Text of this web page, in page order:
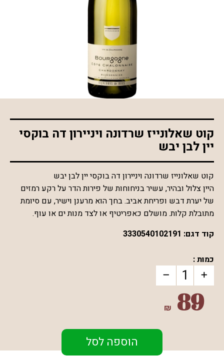
קוט שאלונייז שרדונה ויניירון דה בוקסי
יין לבן יבש
קוט שאלונייז שרדונה ויניירון דה בוקסי יין לבן יבש
היין צלול ובהיר, עשיר בניחוחות של פירות הדר על רקע רמזים
של יערת דבש ופריחת אביב. בחך הוא מרענן וישיר, עם סיומת
מתובלת קלות. מושלם כאפריטיף או לצד מנות ים או עוף.
קוד דגם: 3330540102191
כמות :
89
₪
הוספה לסל